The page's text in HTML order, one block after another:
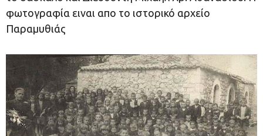
φωτογραφία ειναι απο το ιστορικό αρχείο
Παραμυθιάς